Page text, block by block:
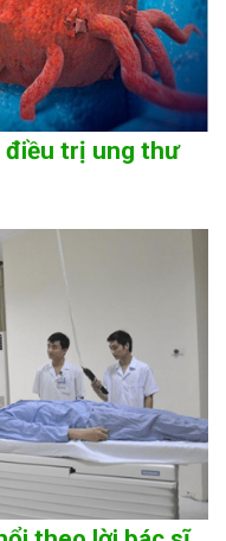
điều trị ung thư